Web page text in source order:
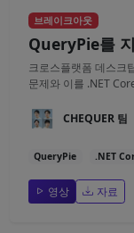
브레이크아웃
QueryPie를
크로스플랫폼 데스크
문제와 이를 .NET
CHEQUER 팀
QueryPie .NET
영상 자료